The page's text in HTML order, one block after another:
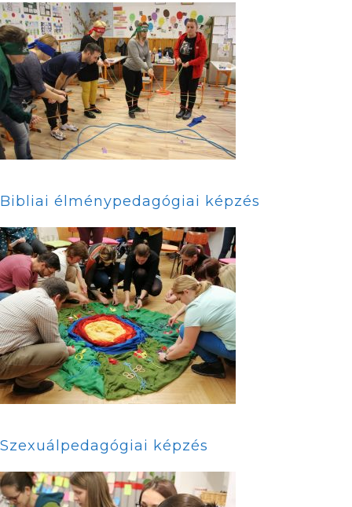
Bibliai élménypedagógiai képzés
Szexuálpedagógiai képzés